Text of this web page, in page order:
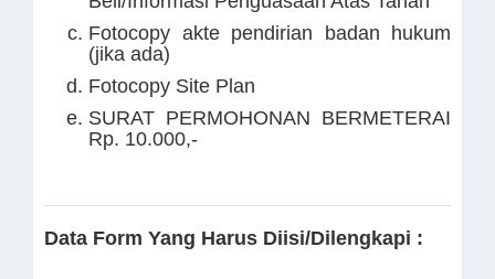
Fotocopy akte pendirian badan hukum
(jika ada)
Fotocopy Site Plan
SURAT PERMOHONAN BERMETERAI
Rp. 10.000,-
Data Form Yang Harus Diisi/Dilengkapi :